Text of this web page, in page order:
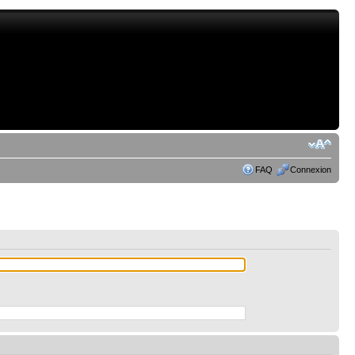
FAQ Connexion